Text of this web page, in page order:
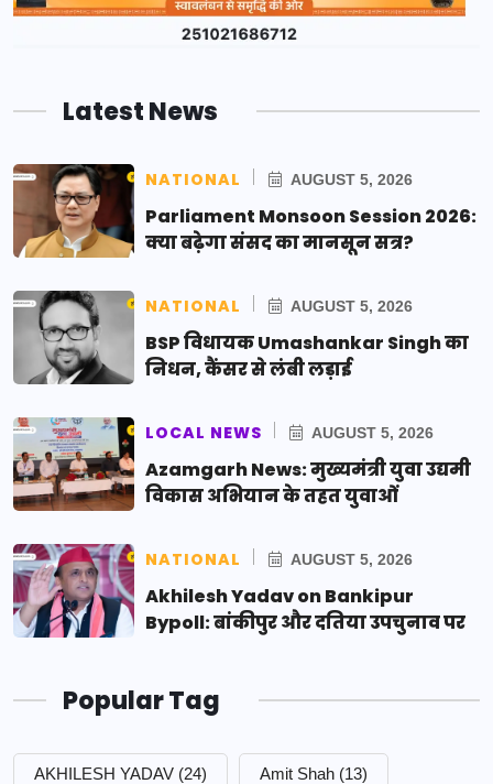
Latest News
NATIONAL AUGUST 5, 2026
Parliament Monsoon Session 2026:
क्या बढ़ेगा संसद का मानसून सत्र?
NATIONAL AUGUST 5, 2026
BSP विधायक Umashankar Singh का
निधन, कैंसर से लंबी लड़ाई
LOCAL NEWS AUGUST 5, 2026
Azamgarh News: मुख्यमंत्री युवा उद्यमी
विकास अभियान के तहत युवाओं
NATIONAL AUGUST 5, 2026
Akhilesh Yadav on Bankipur
Bypoll: बांकीपुर और दतिया उपचुनाव पर
Popular Tag
AKHILESH YADAV (24) Amit Shah (13)